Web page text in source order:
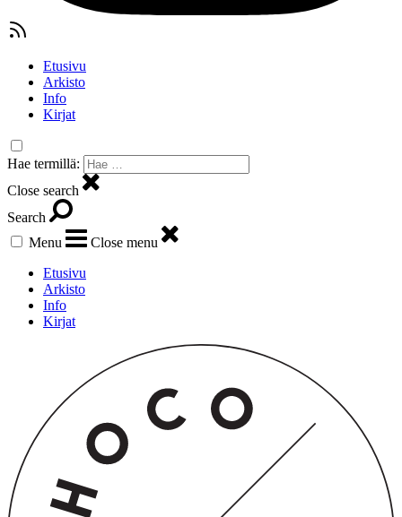
Etusivu
Arkisto
Info
Kirjat
Hae termillä:
Close search
Search
Menu
Close menu
Etusivu
Arkisto
Info
Kirjat